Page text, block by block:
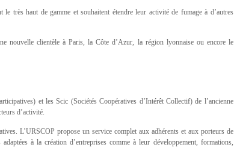
très haut de gamme et souhaitent étendre leur activité de fumage à d’autres
nouvelle clientèle à Paris, la Côte d’Azur, la région lyonnaise ou encore le
et les Scic (Sociétés Coopératives d’Intérêt Collectif) de l’ancienne
d’activité.
L’URSCOP propose un service complet aux adhérents et aux porteurs de
à la création d’entreprises comme à leur développement, formations,